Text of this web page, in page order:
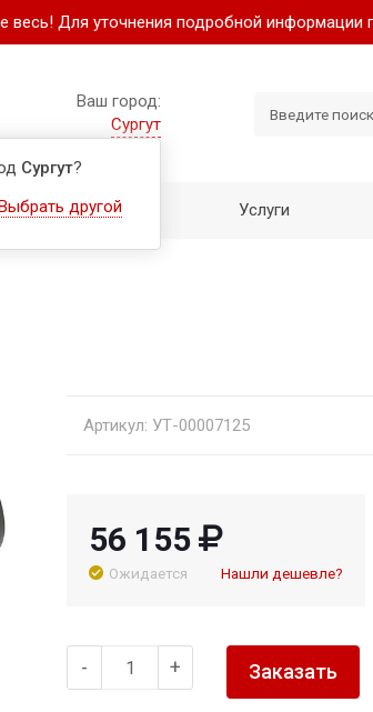
весь! Для уточнения подробной
Ваш город:
Сургут
Сургут?
другой Услуги
Артикул: УТ-00007125
56 155
Ожидается Нашли дешевле?
- + Заказать